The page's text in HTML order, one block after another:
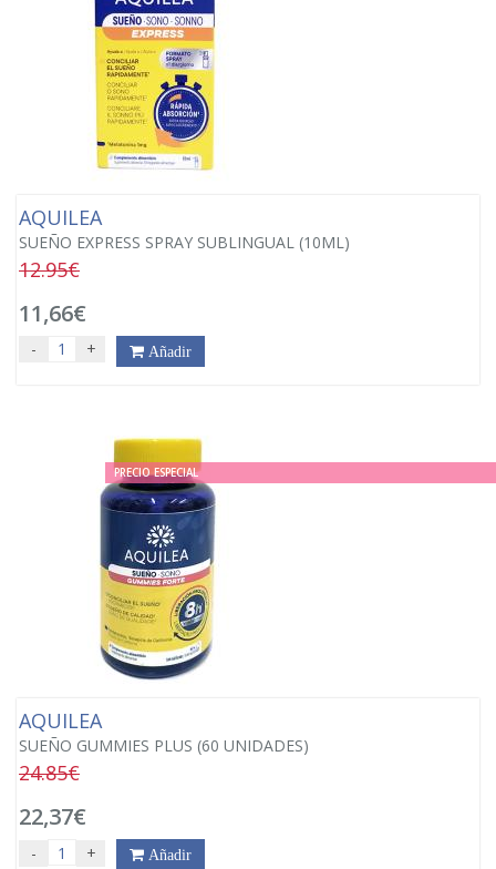
AQUILEA
SUEÑO EXPRESS SPRAY SUBLINGUAL (10ML)
12.95€
11,66€
- + Añadir
PRECIO ESPECIAL
AQUILEA
SUEÑO GUMMIES PLUS (60 UNIDADES)
24.85€
22,37€
- + Añadir